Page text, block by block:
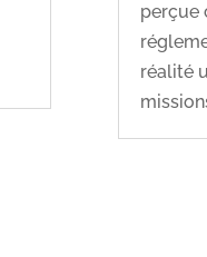
perçue
réalité